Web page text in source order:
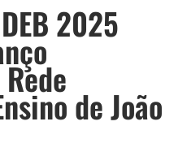
2025
de João